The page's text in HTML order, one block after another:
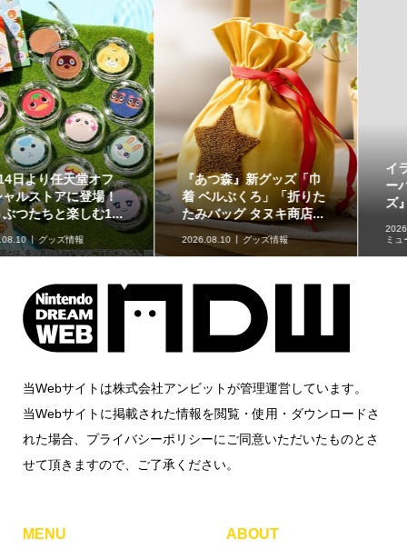
イラストが特徴的な『ス
ーパーマリオブラザー
ズ』のフロート【kikai...
kikaiのマリオグッズ
ミュージアム
原作再現がスゴい「ギャ
ラクシーコート」の細部
に注目！元ネタも合わ...
2026.08.09 企画記事
当Webサイトは株式会社アンビットが管理運営しています。
当Webサイトに掲載された情報を閲覧・使用・ダウンロードさ
れた場合、プライバシーポリシーにご同意いただいたものとさ
せて頂きますので、ご了承ください。
MENU ABOUT